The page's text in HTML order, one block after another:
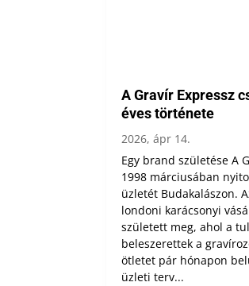
A Gravír Expressz
éves története
2026, ápr 14.
Egy brand születése A
1998 márciusában
üzletét Budakalászon.
londoni karácsonyi
született meg, ahol a
beleszerettek a
ötletet pár hónapon
üzleti terv...